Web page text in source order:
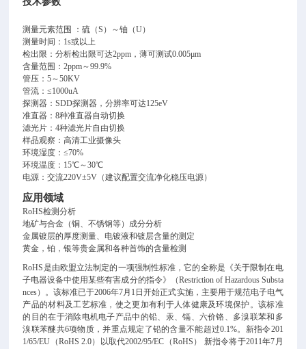
测量元素范围 ：硫（S）～铀（U）
测量时间：1s或以上
检出限：分析检出限可达2ppm，薄可测试0.005μm
含量范围：2ppm～99.9%
管压：5～50KV
管流：≤1000uA
探测器：SDD探测器，分辨率可达125eV
准直器：8种准直器自动切换
滤光片：4种滤光片自由切换
样品观察：高清工业摄像头
环境湿度：≤70%
环境温度：15℃～30℃
电源：交流220V±5V（建议配置交流净化稳压电源）
应用领域
RoHS检测分析
地矿与合金（铜、不锈钢等）成分分析
金属镀层的厚度测量、电镀液和镀层含量的测定
黄金，铂，银等贵金属和各种首饰的含量检测
RoHS是由欧盟立法制定的一项强制性标准，它的全称是《关于限制在电
子电器设备中使用某些有害成分的指令》（Restriction of Hazardous Substa
nces）。该标准已于2006年7月1日开始正式实施，主要用于规范电子电气
产品的材料及工艺标准，使之更加有利于人体健康及环境保护。该标准
的目的在于消除电机电子产品中的铅、汞、镉、六价铬、多溴联苯和多
溴联苯醚共6项物质，并重点规定了铅的含量不能超过0.1%。新指令201
1/65/EU（RoHS 2.0）以取代2002/95/EC（RoHS） 新指令将于2011年7月